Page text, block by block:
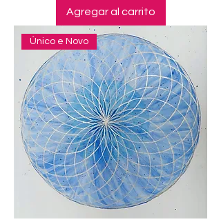
Agregar al carrito
Único e Novo